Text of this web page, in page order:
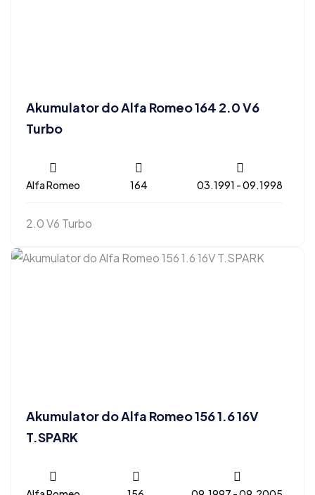
Akumulator do Alfa Romeo 164 2.0 V6
Turbo
Alfa Romeo 164 03.1991 - 09.1998
2.0 V6 Turbo
Akumulator do Alfa Romeo 156 1.6 16V
T.SPARK